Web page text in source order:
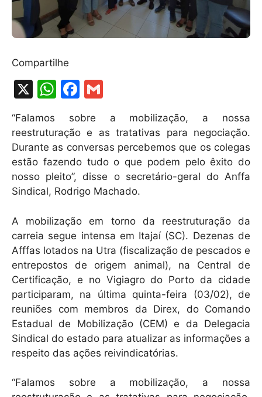
Compartilhe
X
W
at
s
A
p
p
F
a
c
e
b
o
o
k
ai
l
“Falamos sobre a mobilização, a nossa
reestruturação e as tratativas para negociação.
Durante as conversas percebemos que os colegas
estão fazendo tudo o que podem pelo êxito do
nosso pleito”, disse o secretário-geral do Anffa
Sindical, Rodrigo Machado.
A mobilização em torno da reestruturação da
carreia segue intensa em Itajaí (SC). Dezenas de
Afffas lotados na Utra (fiscalização de pescados e
entrepostos de origem animal), na Central de
Certificação, e no Vigiagro do Porto da cidade
participaram, na última quinta-feira (03/02), de
reuniões com membros da Direx, do Comando
Estadual de Mobilização (CEM) e da Delegacia
Sindical do estado para atualizar as informações a
respeito das ações reivindicatórias.
“Falamos sobre a mobilização, a nossa